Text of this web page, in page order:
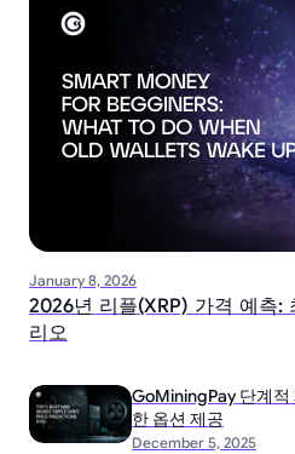
January 8, 2026
2026년 리플(XRP) 가격 예측:
리오
December 5, 2025
GoMiningPay 단계
한 옵션 제공